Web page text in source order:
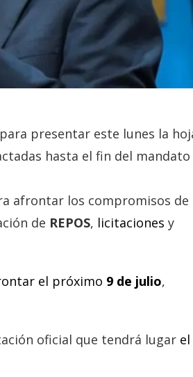
presentar este lunes la
hasta el fin del
afrontar los compromisos de
de REPOS, licitaciones y
el próximo 9 de julio,
oficial que tendrá lugar el